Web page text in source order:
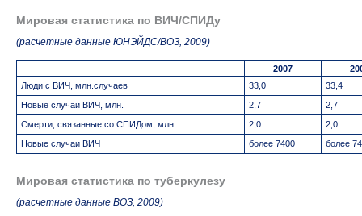
Мировая статистика по ВИЧ/СПИДу
(расчетные данные ЮНЭЙДС/ВОЗ, 2009)
2007
Люди с ВИЧ, млн.случаев
33,0
33,4
Новые случаи ВИЧ, млн.
2,7
2,7
Смерти, связанные со СПИДом, млн.
2,0
2,0
Новые случаи ВИЧ
более 7400 более
Мировая статистика по туберкулезу
(расчетные данные ВОЗ, 2009)